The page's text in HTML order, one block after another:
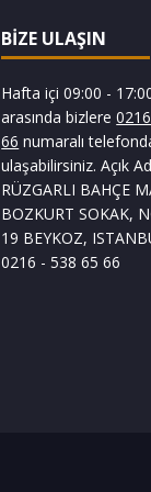
BİZE ULAŞIN
Hafta içi 09:00 -
arasında bizlere
66 numaralı
ulaşabilirsiniz.Açık
RÜZGARLI BAHÇE
BOZKURT SOKAK,
19 BEYKOZ,
0216 - 538 65 66